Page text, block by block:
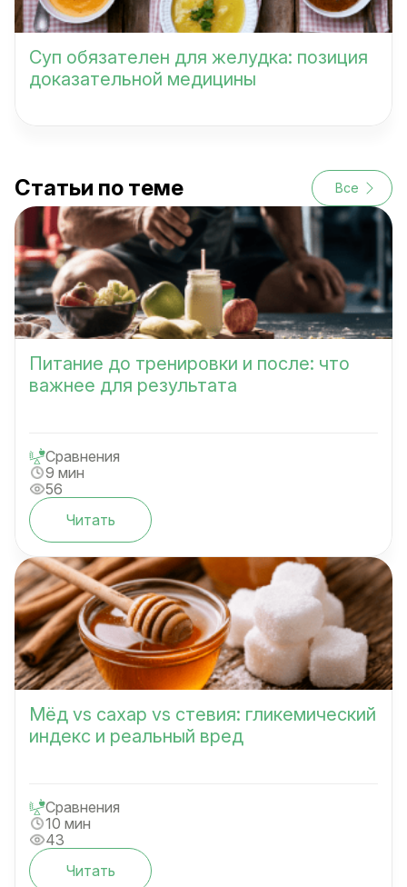
Суп обязателен для желудка: позиция
доказательной медицины
Статьи по теме Все
Питание до тренировки и после: что
важнее для результата
Сравнения
9 мин
56
Читать
Мёд vs сахар vs стевия: гликемический
индекс и реальный вред
Сравнения
10 мин
43
Читать